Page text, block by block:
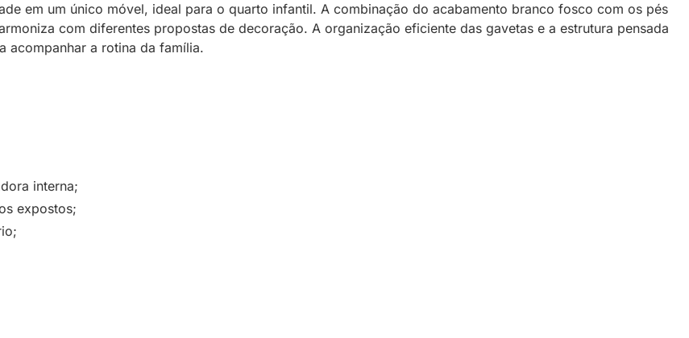
em um único móvel, ideal para o quarto infantil. A combinação do acabamento branco fosco com os pés
com diferentes propostas de decoração. A organização eficiente das gavetas e a estrutura pensada
acompanhar a rotina da família.
interna;
expostos;